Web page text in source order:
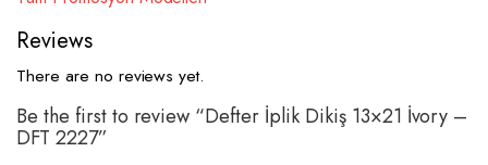
Reviews
There are no reviews yet.
Be the first to review “Defter İplik Dikiş 13×21 İvory –
DFT 2227”